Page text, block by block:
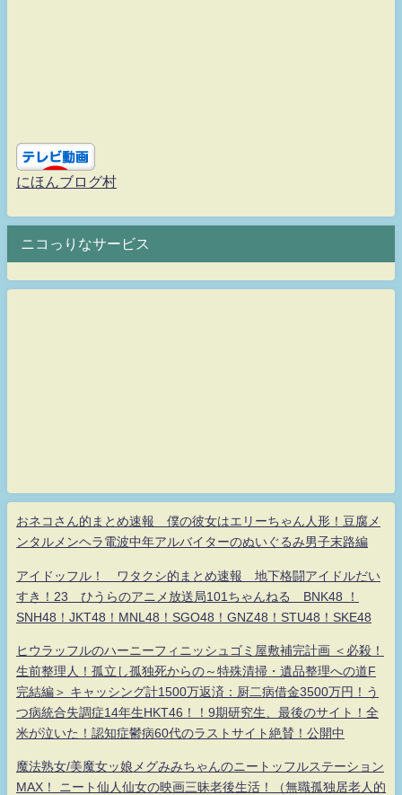
にほんブログ村
ニコっりなサービス
おネコさん的まとめ速報 僕の彼女はエリーちゃん人形！豆腐メ
ンタルメンヘラ電波中年アルバイターのぬいぐるみ男子末路編
アイドッフル！ ワタクシ的まとめ速報 地下格闘アイドルだい
すき！23 ひうらのアニメ放送局101ちゃんねる BNK48 ！
SNH48！JKT48！MNL48！SGO48！GNZ48！STU48！SKE48
ヒウラッフルのハーニーフィニッシュゴミ屋敷補完計画 ＜必殺！
生前整理人！孤立し孤独死からの～特殊清掃・遺品整理への道F
完結編＞ キャッシング計1500万返済：厨二病借金3500万円！う
つ病統合失調症14年生HKT46！！9期研究生、最後のサイト！全
米が泣いた！認知症鬱病60代のラストサイト絶賛！公開中
魔法熟女/美魔女ッ娘メグみみちゃんのニートッフルステーション
MAX！ ニート仙人仙女の映画三昧老後生活！（無職孤独居老人的